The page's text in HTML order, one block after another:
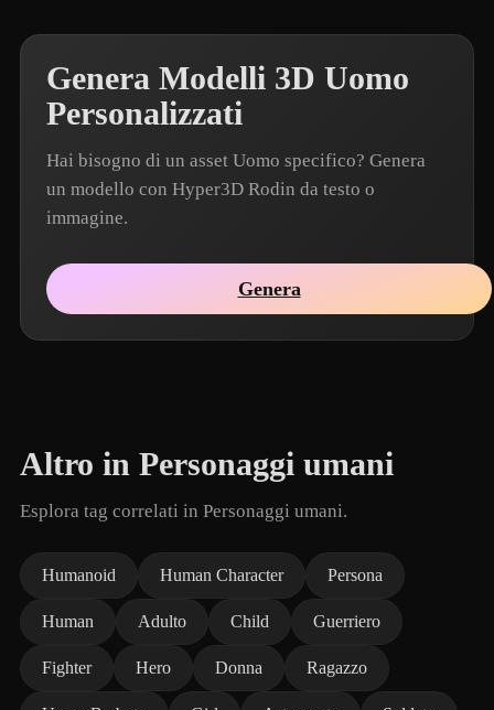
Genera Modelli 3D Uomo
Personalizzati
Hai bisogno di un asset Uomo specifico? Genera
un modello con Hyper3D Rodin da testo o
immagine.
Genera
Altro in Personaggi umani
Esplora tag correlati in Personaggi umani.
Humanoid Human Character Persona
Human Adulto Child Guerriero
Fighter Hero Donna Ragazzo